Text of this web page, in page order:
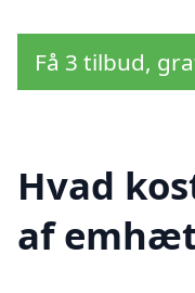
Få 3 tilbud,
Hvad
af